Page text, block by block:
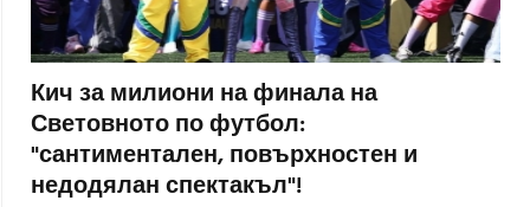
Кич за милиони на финала на
Световното по футбол:
"сантиментален, повърхностен и
недодялан спектакъл"!